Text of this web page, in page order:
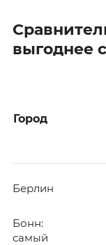
выгоднее
Город
Берлин
Бонн:
самый